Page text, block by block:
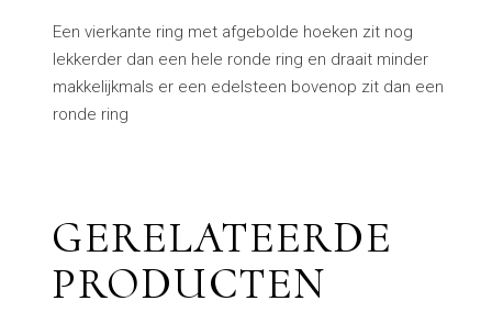
Een vierkante ring met afgebolde hoeken zit nog
lekkerder dan een hele ronde ring en draait minder
makkelijkmals er een edelsteen bovenop zit dan een
ronde ring
GERELATEERDE
PRODUCTEN